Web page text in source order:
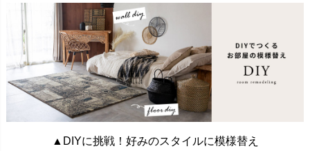
▲DIYに挑戦！好みのスタイルに模様替え